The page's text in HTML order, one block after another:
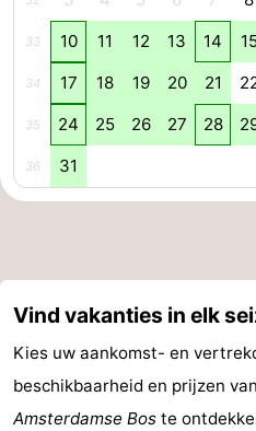
Parkeren
Tips
voor
toeristen
Medische
adressen
Weer
Contact
33 10 11 12 13 14
34 17 18 19 20 21
35 24 25 26 27 28
36 31
Vind vakanties in elk
Kies uw aankomst- en
beschikbaarheid en prijzen van
Amsterdamse Bos te